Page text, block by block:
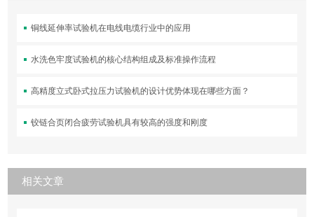
铜线延伸率试验机在电线电缆行业中的应用
水洗色牢度试验机的核心结构组成及标准操作流程
高精度立式卧式拉压力试验机的设计优势体现在哪些方面？
铰链合页闭合疲劳试验机具有较高的强度和刚度
相关文章